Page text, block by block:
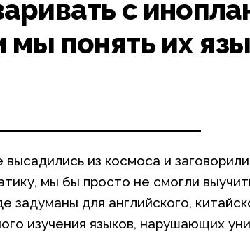
с
понять их
из космоса и
мы бы просто не смогли
задуманы для английского,
изучения языков, нарушающих